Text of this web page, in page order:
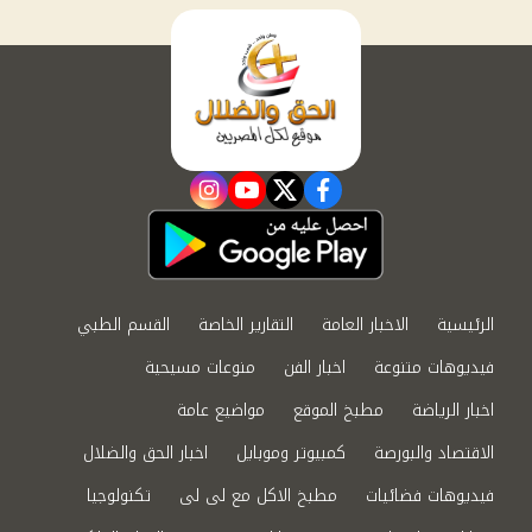
facebook
twitter
youtube
instagram
الرئيسية الاخبار العامة التقارير الخاصة
القسم الطبي
فيديوهات متنوعة
اخبار الفن
منوعات مسيحية
اخبار الرياضة
مطبخ الموقع
مواضيع عامة
الاقتصاد والبورصة
كمبيوتر وموبايل
اخبار الحق والضلال
فيديوهات فضائيات
مطبخ الاكل مع لى لى
تكنولوجيا